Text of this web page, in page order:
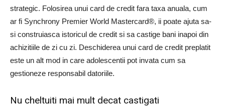
strategic. Folosirea unui card de credit fara taxa anuala, cum
ar fi Synchrony Premier World Mastercard®, ii poate ajuta sa-
si construiasca istoricul de credit si sa castige bani inapoi din
achizitiile de zi cu zi. Deschiderea unui card de credit preplatit
este un alt mod in care adolescentii pot invata cum sa
gestioneze responsabil datoriile.
Nu cheltuiti mai mult decat castigati